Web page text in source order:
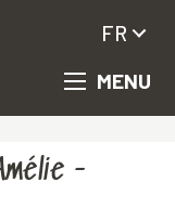
MENU
FR
-